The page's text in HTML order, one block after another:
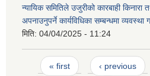
न्यायिक समितिले उजुरीको कारबाही किनारा
अपनाउनुपर्ने कार्यविधिका सम्बन्धमा
मिति: 04/04/2025 - 11:24
Pages
« first ‹ previous